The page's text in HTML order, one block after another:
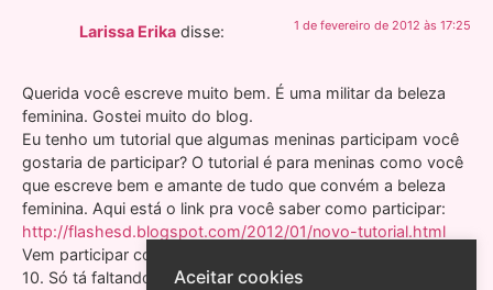
Larissa Erika disse: 1 de fevereiro de 2012 às 17:25
Querida você escreve muito bem. É uma militar da beleza
feminina. Gostei muito do blog.
Eu tenho um tutorial que algumas meninas participam você
gostaria de participar? O tutorial é para meninas como você
que escreve bem e amante de tudo que convém a beleza
feminina. Aqui está o link pra você saber como participar:
http://flashesd.blogspot.com/2012/01/novo-tutorial.html
Vem participar com a gente flor nesse mesmo blog. Você é
10. Só tá faltando você pra participar do nosso grupo de
Aceitar cookies